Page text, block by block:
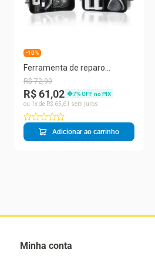
-10%
Ferramenta de reparo
eletrônico Chave de fenda de
precisão 117 em 1 Conjunto
de chave de fenda magnética
R$ 72,90
R$ 61,02 7% OFF no PIX
ou 1 x de R$ 65 61 sem juros
Adicionar ao carrinho
Minha conta